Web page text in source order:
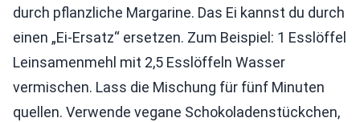
durch pflanzliche Margarine. Das Ei kannst du durch
einen „Ei-Ersatz“ ersetzen. Zum Beispiel: 1 Esslöffel
Leinsamenmehl mit 2,5 Esslöffeln Wasser
vermischen. Lass die Mischung für fünf Minuten
quellen. Verwende vegane Schokoladenstückchen,